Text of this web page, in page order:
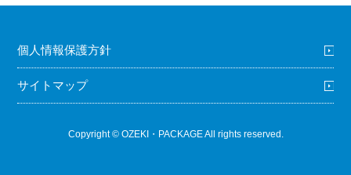
個人情報保護方針
サイトマップ
Copyright © OZEKI・PACKAGE All rights reserved.